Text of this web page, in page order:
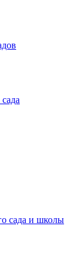
сада и школы